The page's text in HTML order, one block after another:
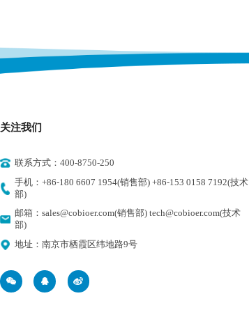
关注我们
联系方式：400-8750-250
手机：+86-180 6607 1954(销售部) +86-153 0158 7192(技术
部)
邮箱：sales@cobioer.com(销售部) tech@cobioer.com(技术
部)
地址：南京市栖霞区纬地路9号